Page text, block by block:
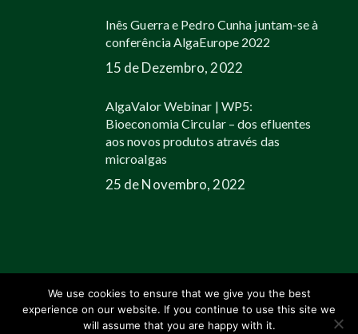
Inês Guerra e Pedro Cunha juntam-se à
conferência AlgaEurope 2022
15 de Dezembro, 2022
AlgaValor Webinar | WP5:
Bioeconomia Circular – dos efluentes
aos novos produtos através das
microalgas
25 de Novembro, 2022
© 2026 Allmicroalgae.Legal Information|Web Design by Growme
We use cookies to ensure that we give you the best
experience on our website. If you continue to use this site we
will assume that you are happy with it.